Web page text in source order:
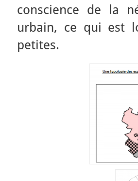
conscience de la
urbain, ce qui est
petites.